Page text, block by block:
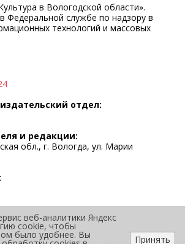
в Вологодской области».
Федеральной службе по надзору в
технологий и массовых
и дата принятия решения о
аналитический центр
160000, Вологодская обл., г.
д.10
Легчанова Елена Григорьевна
обработки персональных данных
использовании информации
на cultinfo.ru обязательна.
за достоверность
в рекламных объявлениях.
отдел:
и редакции:
обл., г. Вологда, ул. Марии
веб-аналитики Яндекс
cookie, чтобы
было удобнее. Вы Принять